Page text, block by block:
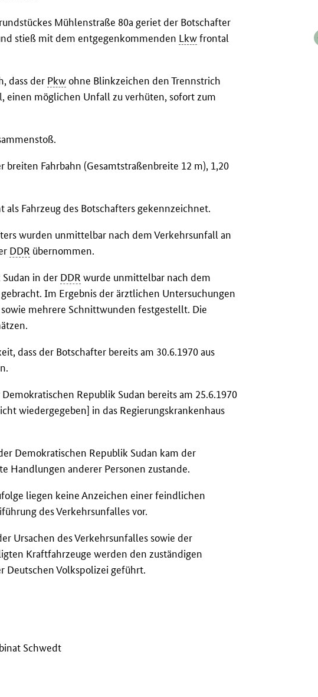
Mühlenstraße 80a geriet der Botschafter
stieß mit dem entgegenkommenden Lkwfrontal
dass der Pkwohne Blinkzeichen den Trennstrich
einen möglichen Unfall zu verhüten, sofort zum
Fahrbahn (Gesamtstraßenbreite 12 m), 1,20
Fahrzeug des Botschafters gekennzeichnet.
wurden unmittelbar nach dem Verkehrsunfall an
DDR übernommen.
in der DDR wurde unmittelbar nach dem
Im Ergebnis der ärztlichen Untersuchungen
mehrere Schnittwunden festgestellt. Die
dass der Botschafter bereits am 30.6.1970 aus
Republik Sudan bereits am 25.6.1970
wiedergegeben] in das Regierungskrankenhaus
Demokratischen Republik Sudan kam der
Handlungen anderer Personen zustande.
liegen keine Anzeichen einer feindlichen
des Verkehrsunfalles vor.
Ursachen des Verkehrsunfalles sowie der
Kraftfahrzeuge werden den zuständigen
Deutschen Volkspolizei geführt.
Schwedt